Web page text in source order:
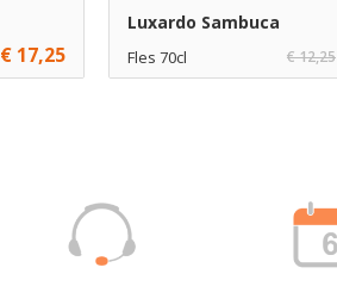
€ 17,25
Luxardo Sambuca
Fles 70cl € 12,25